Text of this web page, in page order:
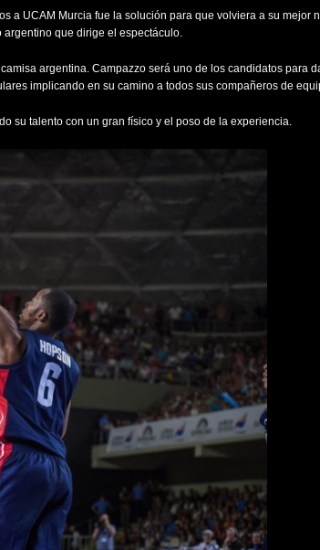
a UCAM Murcia fue la solución para que volviera a su mejor
que dirige el espectáculo.
argentina. Campazzo será uno de los candidatos para
implicando en su camino a todos sus compañeros de
su talento con un gran físico y el poso de la experiencia.